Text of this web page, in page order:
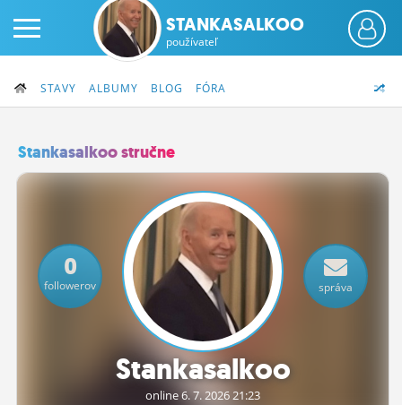
PRIHLÁS SA
ČINŽIAK
FÓRUM
STATUSY
BLOGY
OBRÁZKY
STANKASALKOO
používateľ
STAVY ALBUMY BLOG FÓRA
Stankasalkoo stručne
Stankasalkoo
online 6.7.2026 21:23
0
followerov správa